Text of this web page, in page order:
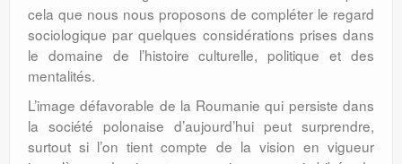
cela que nous nous proposons de compléter le regard
socio­logique par quelques considérations prises dans
le domaine de l’histoire culturelle, politique et des
mentalités.
L’image défavorable de la Rouma­nie qui persiste dans
la société polonaise d’aujourd’hui peut surprendre,
surtout si l’on tient compte de la vision en vigueur